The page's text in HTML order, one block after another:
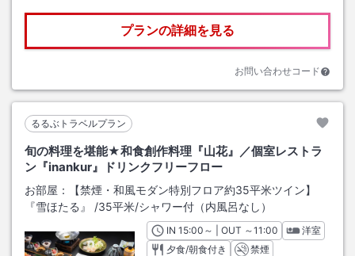
プランの詳細を見る
お問い合わせコード
るるぶトラベルプラン
旬の料理を堪能★和食創作料理『山花』／個室レストラ
ン『inankur』ドリンクフリーフロー
お部屋：
【禁煙・和風モダン特別フロア約35平米ツイン】
『雪ほたる』
/35平米/シャワー付（内風呂なし）
INチェックイン
15:00 ～ | OUT チェックアウト
～11:00
洋室
夕食/朝食付き
禁煙